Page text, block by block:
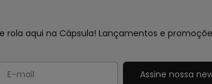
rola aqui na Cápsula! Lançamentos e